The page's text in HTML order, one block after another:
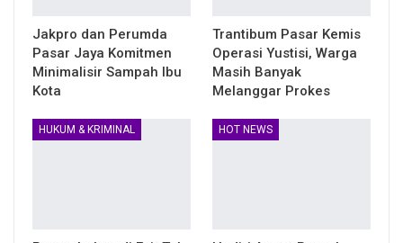
Jakpro dan Perumda
Pasar Jaya Komitmen
Minimalisir Sampah Ibu
Kota
Trantibum Pasar Kemis
Operasi Yustisi, Warga
Masih Banyak
Melanggar Prokes
HUKUM & KRIMINAL HOT NEWS